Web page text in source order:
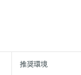
推奨環境